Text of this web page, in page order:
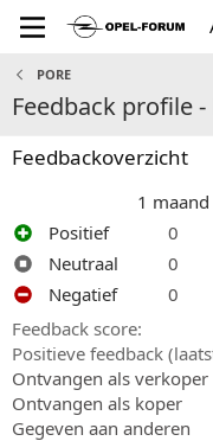
PORE
Feedback profile -
Feedbackoverzicht
1 maand
Positief
0
Neutraal
0
Negatief
0
Feedback score
Positieve feedback
Ontvangen als verkoper
Ontvangen als koper
Gegeven aan anderen